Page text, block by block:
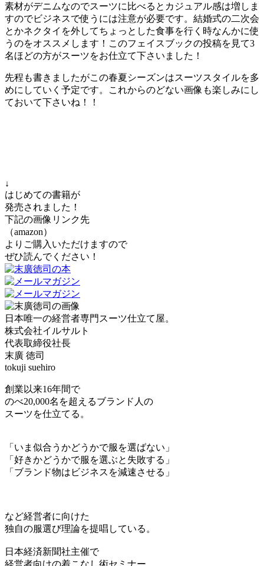
素材がデニムなのでスーツに比べるとカジュアル感は増しま
すのでビジネスで使うには注意が必要です。結婚式の二次会
とかネクタイを外してちょっとした食事を行く時なんかに使
うのをオススメします！このフェイスブックの投稿を見て3
名ほどの方がスーツをお仕立て下さいました！
先程も書きましたがこの春夏シーズンはスーツスタイルを多
めにしていく予定です。これからのどない画像も楽しみにし
ておいて下さいね！！
↓
はじめての書籍が
発売されました！
下記の画像リンク先
（amazon）
よりご購入いただけますので
ぜひ読んでください！
日本唯一の経営者専門スーツ仕立て屋。
株式会社イルサルト
代表取締役社長
末廣 徳司
tokuji suehiro
創業以来16年間で
のべ20,000名を超えるブランド人の
スーツを仕立てる。
「いま似合うかどうかで服を選ばない」
「好きかどうかで服を選ぶと失敗する」
「ブランド物はビジネスを減速させる」
など経営者に向けた
独自の服選び理論を提唱している。
日本経済新聞社主催で
経営者向けの着こなし術セミナー、